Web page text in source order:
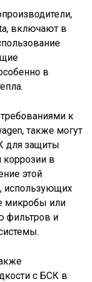
включают в
в
к
также могут
для защиты
коррозии в
этой
использующих
микробы или
фильтров и
с БСК в